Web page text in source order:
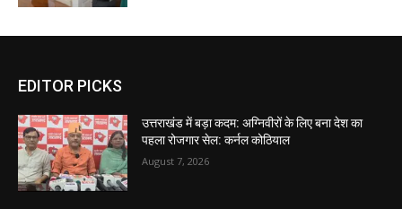
EDITOR PICKS
उत्तराखंड में बड़ा कदम: अग्निवीरों के लिए बना देश का
पहला रोजगार सेल: कर्नल कोठियाल
August 7, 2026